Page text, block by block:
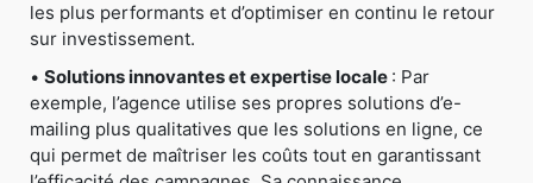
les plus performants et d’optimiser en continu le retour
sur investissement.
• Solutions innovantes et expertise locale : Par
exemple, l’agence utilise ses propres solutions d’e-
mailing plus qualitatives que les solutions en ligne, ce
qui permet de maîtriser les coûts tout en garantissant